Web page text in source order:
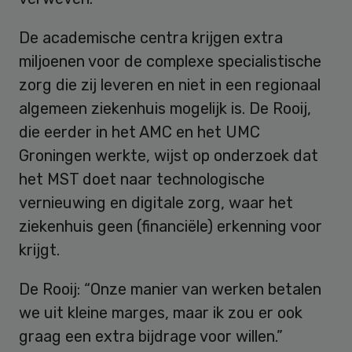
De academische centra krijgen extra
miljoenen voor de complexe specialistische
zorg die zij leveren en niet in een regionaal
algemeen ziekenhuis mogelijk is. De Rooij,
die eerder in het AMC en het UMC
Groningen werkte, wijst op onderzoek dat
het MST doet naar technologische
vernieuwing en digitale zorg, waar het
ziekenhuis geen (financiële) erkenning voor
krijgt.
De Rooij: “Onze manier van werken betalen
we uit kleine marges, maar ik zou er ook
graag een extra bijdrage voor willen.”